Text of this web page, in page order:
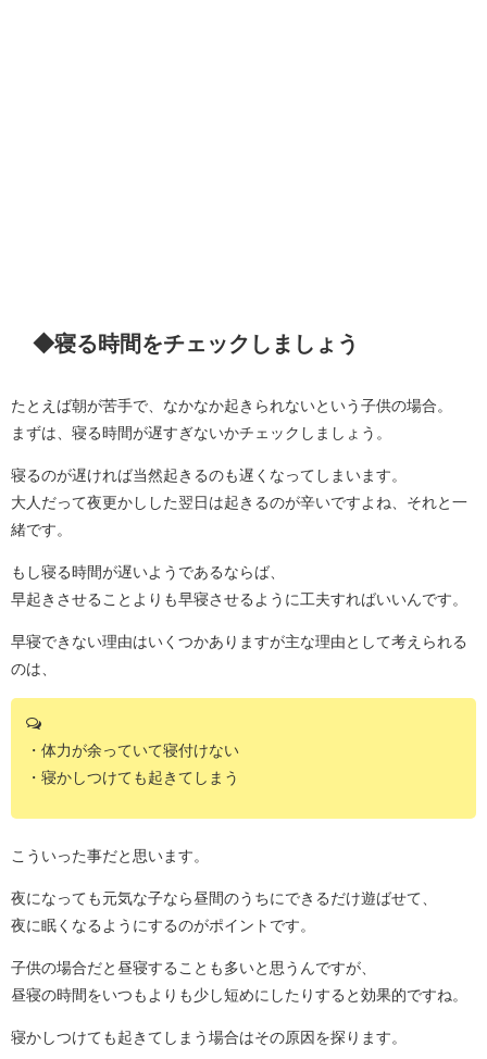
◆寝る時間をチェックしましょう
たとえば朝が苦手で、なかなか起きられないという子供の場合。
まずは、寝る時間が遅すぎないかチェックしましょう。
寝るのが遅ければ当然起きるのも遅くなってしまいます。
大人だって夜更かしした翌日は起きるのが辛いですよね、それと一
緒です。
もし寝る時間が遅いようであるならば、
早起きさせることよりも早寝させるように工夫すればいいんです。
早寝できない理由はいくつかありますが主な理由として考えられる
のは、
・体力が余っていて寝付けない
・寝かしつけても起きてしまう
こういった事だと思います。
夜になっても元気な子なら昼間のうちにできるだけ遊ばせて、
夜に眠くなるようにするのがポイントです。
子供の場合だと昼寝することも多いと思うんですが、
昼寝の時間をいつもよりも少し短めにしたりすると効果的ですね。
寝かしつけても起きてしまう場合はその原因を探ります。